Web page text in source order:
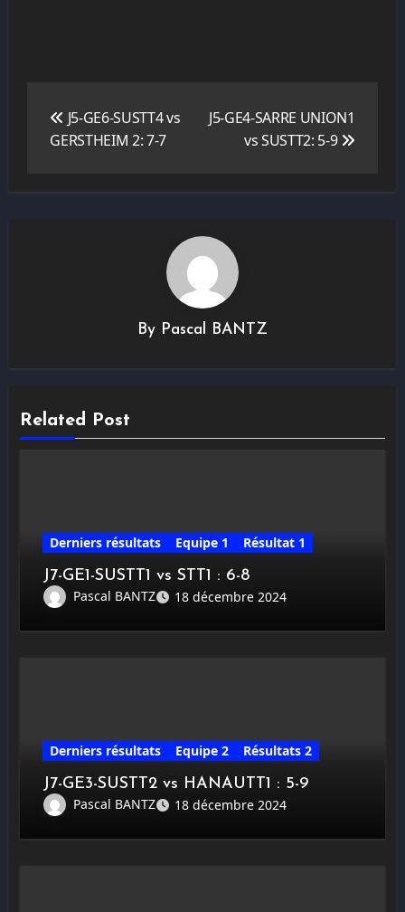
l’article
J5-GE6-SUSTT4 vs
GERSTHEIM 2: 7-7
J5-GE4-SARRE UNION1
vs SUSTT2: 5-9
By Pascal BANTZ
Related Post
Derniers résultats Equipe 1
Résultat 1
J7-GE1-SUSTT1 vs STT1 : 6-8
Pascal BANTZ
18 décembre 2024
Derniers résultats Equipe 2
Résultats 2
J7-GE3-SUSTT2 vs HANAUTT1 : 5-9
Pascal BANTZ
18 décembre 2024